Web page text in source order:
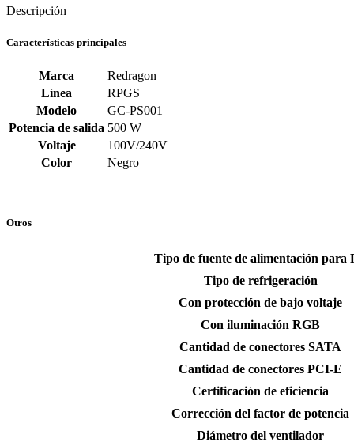
Descripción
Características principales
Marca
Redragon
Línea
RPGS
Modelo
GC-PS001
Potencia de salida 500 W
Voltaje
100V/240V
Color
Negro
Otros
Tipo de fuente de alimentación para
Tipo de refrigeración
Con protección de bajo voltaje
Con iluminación RGB
Cantidad de conectores SATA
Cantidad de conectores PCI-E
Certificación de eficiencia
Corrección del factor de potencia
Diámetro del ventilador